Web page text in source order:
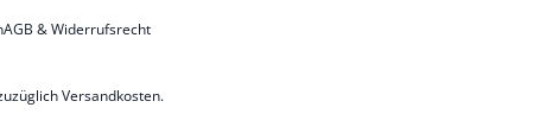
AGB & Widerrufsrecht
Versandkosten.